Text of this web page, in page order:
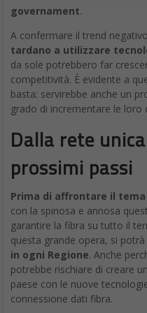
governament.
A confermare il trend
tardano a utilizzare
da sole potrebbero far
competitività. È evidente a
basta: servirebbe anche un
grado di incrementare le loro
Dalla rete
prossimi passi
Prima di affrontare il tema
con la spinosa e annosa
garantire la fibra su tutto il
questa grande opera, si
in ogni Regione. Anche
potrebbe rischiare di creare
paese con le nuove
connessione dati fibra.